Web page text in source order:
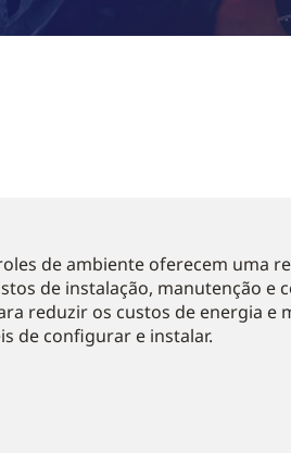
de ambiente oferecem uma
de instalação, manutenção e
reduzir os custos de energia e
de configurar e instalar.